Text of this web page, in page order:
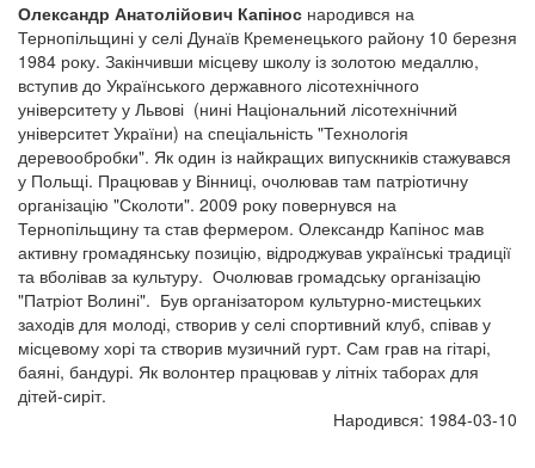
Олександр Анатолійович Капінос народився на
Тернопільщині у селі Дунаїв Кременецького району 10 березня
1984 року. Закінчивши місцеву школу із золотою медаллю,
вступив до Українського державного лісотехнічного
університету у Львові (нині Національний лісотехнічний
університет України) на спеціальність "Технологія
деревообробки". Як один із найкращих випускників стажувався
у Польщі. Працював у Вінниці, очолював там патріотичну
організацію "Сколоти". 2009 року повернувся на
Тернопільщину та став фермером. Олександр Капінос мав
активну громадянську позицію, відроджував українські традиції
та вболівав за культуру. Очолював громадську організацію
"Патріот Волині". Був організатором культурно-мистецьких
заходів для молоді, створив у селі спортивний клуб, співав у
місцевому хорі та створив музичний гурт. Сам грав на гітарі,
баяні, бандурі. Як волонтер працював у літніх таборах для
дітей-сиріт.
Народився: 1984-03-10